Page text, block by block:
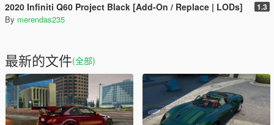
2020 Infiniti Q60 Project Black [Add-On / Replace | LODs] 1.3
By merendas235
最新的文件(全部)